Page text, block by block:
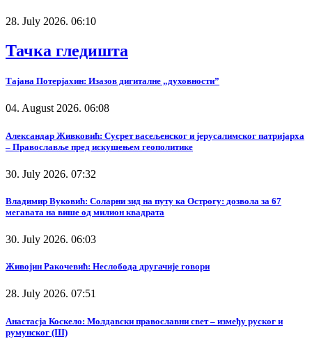
28. July 2026. 06:10
Тачка гледишта
Тајана Потерјахин: Изазов дигиталне „духовности”
04. August 2026. 06:08
Александар Живковић: Сусрет васељенског и јерусалимског патријарха
– Православље пред искушењем геополитике
30. July 2026. 07:32
Владимир Вуковић: Соларни зид на путу ка Острогу: дозвола за 67
мегавата на више од милион квадрата
30. July 2026. 06:03
Живојин Ракочевић: Неслобода другачије говори
28. July 2026. 07:51
Анастасја Коскело: Молдавски православни свет – између руског и
румунског (III)